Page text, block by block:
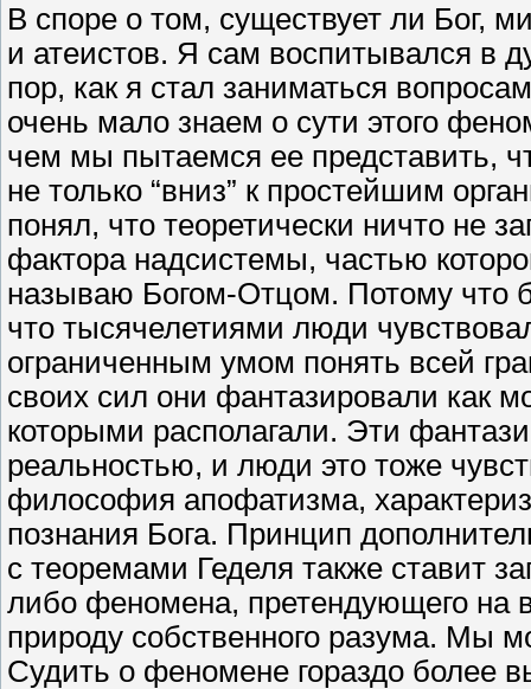
В споре о том, существует ли Бог,
и атеистов. Я сам воспитывался в
пор, как я стал заниматься
очень мало знаем о сути этого
чем мы пытаемся ее представить,
не только “вниз” к простейшим
понял, что теоретически ничто не
фактора надсистемы, частью
называю Богом-Отцом. Потому что
что тысячелетиями люди
ограниченным умом понять всей
своих сил они фантазировали как
которыми располагали. Эти
реальностью, и люди это тоже
философия апофатизма,
познания Бога. Принцип
с теоремами Геделя также ставит
либо феномена, претендующего
природу собственного разума. Мы
Судить о феномене гораздо более